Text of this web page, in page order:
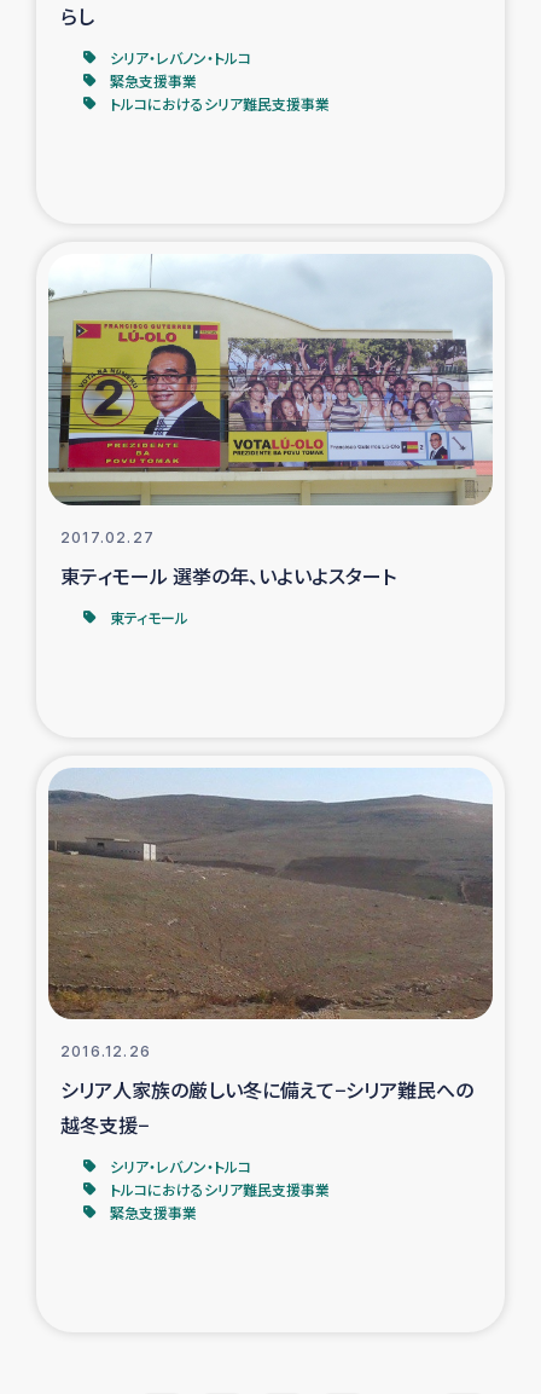
らし
シリア・レバノン・トルコ
緊急支援事業
トルコにおけるシリア難民支援事業
2017.02.27
東ティモール 選挙の年、いよいよスタート
東ティモール
2016.12.26
シリア人家族の厳しい冬に備えて−シリア難民への
越冬支援−
シリア・レバノン・トルコ
トルコにおけるシリア難民支援事業
緊急支援事業